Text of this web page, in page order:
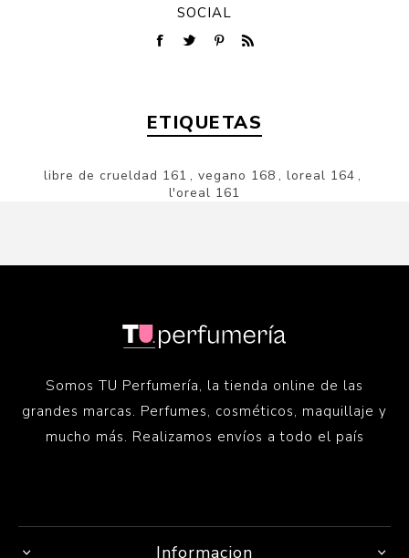
SOCIAL
ETIQUETAS
libre de crueldad 161 , vegano 168 , loreal 164 ,
l'oreal 161
Somos TU Perfumería, la tienda online de las
grandes marcas. Perfumes, cosméticos, maquillaje y
mucho más. Realizamos envíos a todo el país
Informacion